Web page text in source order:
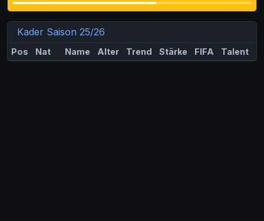
Kader Saison 25/26
Pos Nat Name Alter Trend Stärke FIFA Talent